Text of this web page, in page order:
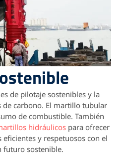
de pilotaje sostenibles y la
de carbono. El martillo tubular
de combustible. También
hidráulicos para ofrecer
y respetuosos con el
futuro sostenible.